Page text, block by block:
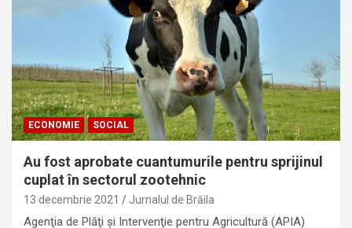
ECONOMIE SOCIAL
Au fost aprobate cuantumurile pentru sprijinul
cuplat în sectorul zootehnic
13 decembrie 2021 Jurnalul de Brăila
Agenţia de Plăţi şi Intervenţie pentru Agricultură (APIA)